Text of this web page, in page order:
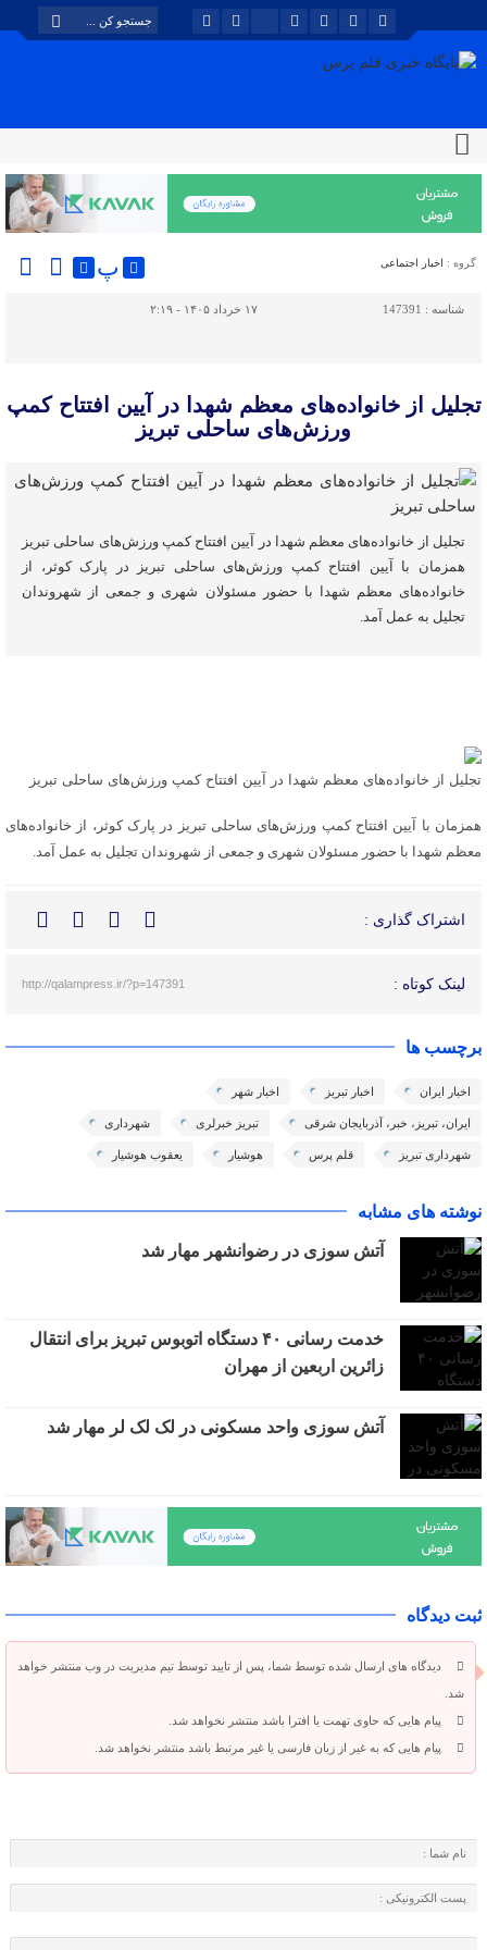
گروه : اخبار اجتماعی پ
شناسه : 147391 ۱۷ خرداد ۱۴۰۵ - ۲:۱۹
تجلیل از خانواده‌های معظم شهدا در آیین افتتاح کمپ
ورزش‌های ساحلی تبریز
تجلیل از خانواده‌های معظم شهدا در آیین افتتاح کمپ ورزش‌های ساحلی تبریز
همزمان با آیین افتتاح کمپ ورزش‌های ساحلی تبریز در پارک کوثر، از
خانواده‌های معظم شهدا با حضور مسئولان شهری و جمعی از شهروندان
تجلیل به عمل آمد.
تجلیل از خانواده‌های معظم شهدا در آیین افتتاح کمپ ورزش‌های ساحلی تبریز
همزمان با آیین افتتاح کمپ ورزش‌های ساحلی تبریز در پارک کوثر، از خانواده‌های
معظم شهدا با حضور مسئولان شهری و جمعی از شهروندان تجلیل به عمل آمد.
اشتراک گذاری :
لینک کوتاه : http://qalampress.ir/?p=147391
برچسب ها
اخبار ایران اخبار تبریز اخبار شهر
ایران، تبریز، خبر، آذربایجان شرقی تبریز خبرلری شهرداری
شهرداری تبریز قلم پرس هوشیار یعقوب هوشیار
نوشته های مشابه
آتش سوزی در رضوانشهر مهار شد
خدمت رسانی ۴۰ دستگاه اتوبوس تبریز برای انتقال
زائرین اربعین از مهران
آتش سوزی واحد مسکونی در لک لک لر مهار شد
ثبت دیدگاه
دیدگاه های ارسال شده توسط شما، پس از تایید توسط تیم مدیریت در وب منتشر خواهد
شد.
پیام هایی که حاوی تهمت یا افترا باشد منتشر نخواهد شد.
پیام هایی که به غیر از زبان فارسی یا غیر مرتبط باشد منتشر نخواهد شد.